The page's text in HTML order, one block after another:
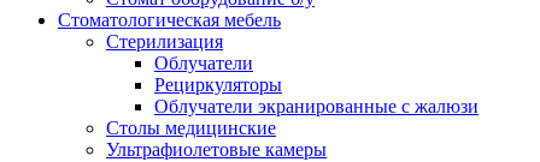
Стоматологическая мебель
Стерилизация
Облучатели
Рециркуляторы
Облучатели экранированные с жалюзи
Столы медицинские
Ультрафиолетовые камеры